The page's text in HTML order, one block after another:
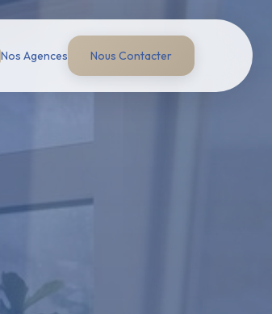
Nos Agences Nous Contacter